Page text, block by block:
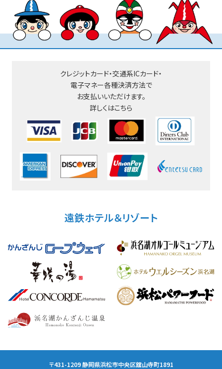
クレジットカード・交通系ICカード・
電子マネー各種決済方法で
お支払いいただけます。
詳しくはこちら
遠鉄ホテル＆リゾート
〒431-1209 静岡県浜松市中央区舘山寺町1891